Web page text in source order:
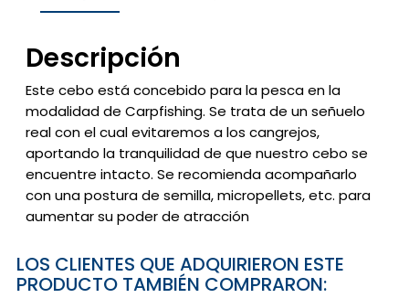
Descripción
Este cebo está concebido para la pesca en la
modalidad de Carpfishing. Se trata de un señuelo
real con el cual evitaremos a los cangrejos,
aportando la tranquilidad de que nuestro cebo se
encuentre intacto. Se recomienda acompañarlo
con una postura de semilla, micropellets, etc. para
aumentar su poder de atracción
LOS CLIENTES QUE ADQUIRIERON ESTE
PRODUCTO TAMBIÉN COMPRARON: